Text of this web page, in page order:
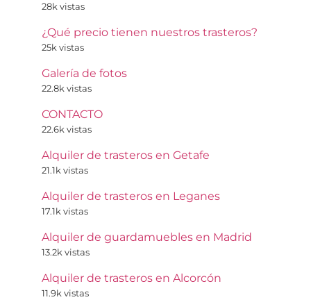
28k vistas
¿Qué precio tienen nuestros trasteros?
25k vistas
Galería de fotos
22.8k vistas
CONTACTO
22.6k vistas
Alquiler de trasteros en Getafe
21.1k vistas
Alquiler de trasteros en Leganes
17.1k vistas
Alquiler de guardamuebles en Madrid
13.2k vistas
Alquiler de trasteros en Alcorcón
11.9k vistas